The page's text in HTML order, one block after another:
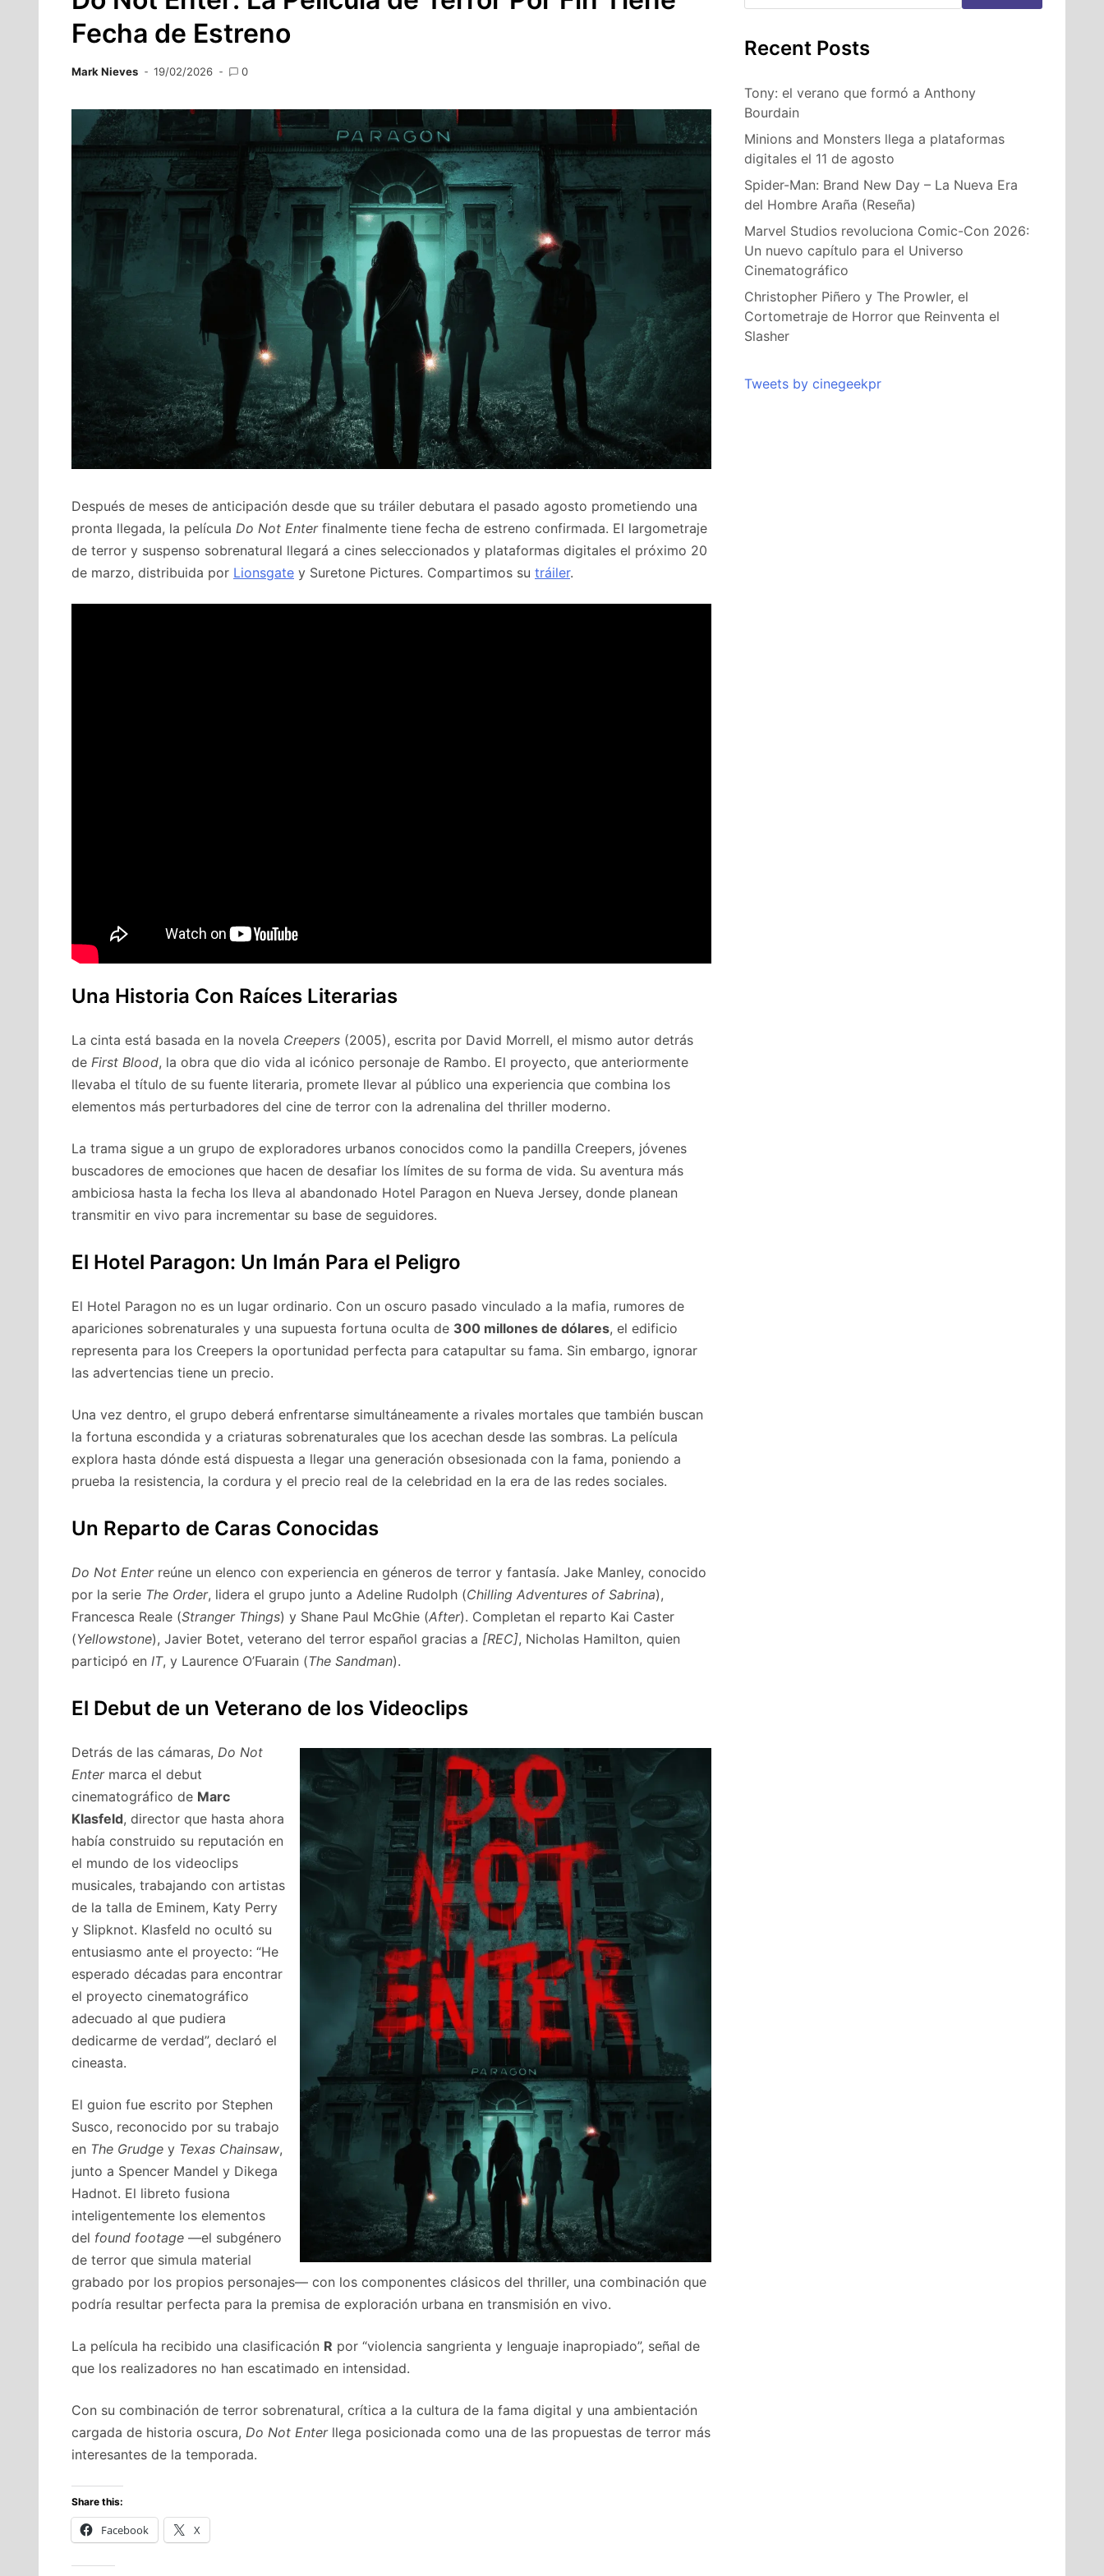
Fecha de Estreno
Mark Nieves 19/02/2026 0
Después de meses de anticipación desde que su tráiler debutara el pasado agosto prometiendo una
pronta llegada, la película Do Not Enterfinalmente tiene fecha de estreno confirmada. El largometraje
de terror y suspenso sobrenatural llegará a cines seleccionados y plataformas digitales el próximo 20
de marzo, distribuida por Lionsgate y Suretone Pictures. Compartimos su tráiler.
Una Historia Con Raíces Literarias
La cinta está basada en la novela Creepers (2005), escrita por David Morrell, el mismo autor detrás
de First Blood, la obra que dio vida al icónico personaje de Rambo. El proyecto, que anteriormente
llevaba el título de su fuente literaria, promete llevar al público una experiencia que combina los
elementos más perturbadores del cine de terror con la adrenalina del thriller moderno.
La trama sigue a un grupo de exploradores urbanos conocidos como la pandilla Creepers, jóvenes
buscadores de emociones que hacen de desafiar los límites de su forma de vida. Su aventura más
ambiciosa hasta la fecha los lleva al abandonado Hotel Paragon en Nueva Jersey, donde planean
transmitir en vivo para incrementar su base de seguidores.
El Hotel Paragon: Un Imán Para el Peligro
El Hotel Paragon no es un lugar ordinario. Con un oscuro pasado vinculado a la mafia, rumores de
apariciones sobrenaturales y una supuesta fortuna oculta de 300 millones de dólares, el edificio
representa para los Creepers la oportunidad perfecta para catapultar su fama. Sin embargo, ignorar
las advertencias tiene un precio.
Una vez dentro, el grupo deberá enfrentarse simultáneamente a rivales mortales que también buscan
la fortuna escondida y a criaturas sobrenaturales que los acechan desde las sombras. La película
explora hasta dónde está dispuesta a llegar una generación obsesionada con la fama, poniendo a
prueba la resistencia, la cordura y el precio real de la celebridad en la era de las redes sociales.
Un Reparto de Caras Conocidas
Do Not Enterreúne un elenco con experiencia en géneros de terror y fantasía. Jake Manley, conocido
por la serie The Order, lidera el grupo junto a Adeline Rudolph (Chilling Adventures of Sabrina),
Francesca Reale (Stranger Things) y Shane Paul McGhie (After). Completan el reparto Kai Caster
(Yellowstone), Javier Botet, veterano del terror español gracias a [REC], Nicholas Hamilton, quien
participó en IT, y Laurence O’Fuarain (The Sandman).
El Debut de un Veterano de los Videoclips
Detrás de las cámaras, Do Not
Entermarca el debut
cinematográfico de Marc
Klasfeld, director que hasta ahora
había construido su reputación en
el mundo de los videoclips
musicales, trabajando con artistas
de la talla de Eminem, Katy Perry
y Slipknot. Klasfeld no ocultó su
entusiasmo ante el proyecto: “He
esperado décadas para encontrar
el proyecto cinematográfico
adecuado al que pudiera
dedicarme de verdad”, declaró el
cineasta.
El guion fue escrito por Stephen
Susco, reconocido por su trabajo
en The Grudge y Texas Chainsaw,
junto a Spencer Mandel y Dikega
Hadnot. El libreto fusiona
inteligentemente los elementos
del found footage —el subgénero
de terror que simula material
grabado por los propios personajes— con los componentes clásicos del thriller, una combinación que
podría resultar perfecta para la premisa de exploración urbana en transmisión en vivo.
La película ha recibido una clasificación R por “violencia sangrienta y lenguaje inapropiado”, señal de
que los realizadores no han escatimado en intensidad.
Con su combinación de terror sobrenatural, crítica a la cultura de la fama digital y una ambientación
cargada de historia oscura, Do Not Enterllega posicionada como una de las propuestas de terror más
interesantes de la temporada.
Share this:
Facebook X
Recent Posts
Tony: el verano que formó a Anthony
Bourdain
Minions and Monsters llega a plataformas
digitales el 11 de agosto
Spider-Man: Brand New Day – La Nueva Era
del Hombre Araña (Reseña)
Marvel Studios revoluciona Comic-Con 2026:
Un nuevo capítulo para el Universo
Cinematográfico
Christopher Piñero y The Prowler, el
Cortometraje de Horror que Reinventa el
Slasher
Tweets by cinegeekpr